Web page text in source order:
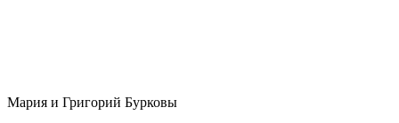
Мария и Григорий Бурковы